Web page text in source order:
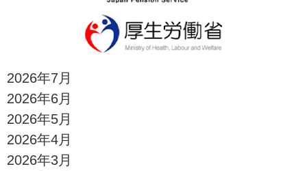
2026年7月
2026年6月
2026年5月
2026年4月
2026年3月